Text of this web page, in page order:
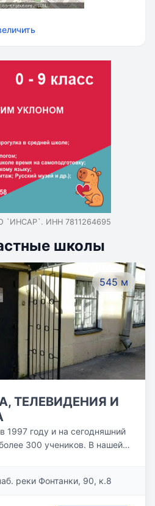
`ИНСАР`. ИНН 7811264695
школы
545 м
ТЕЛЕВИДЕНИЯ И
1997 году и на сегодняшний
300 учеников. В нашей
потребности и
реки Фонтанки, 90, к.8